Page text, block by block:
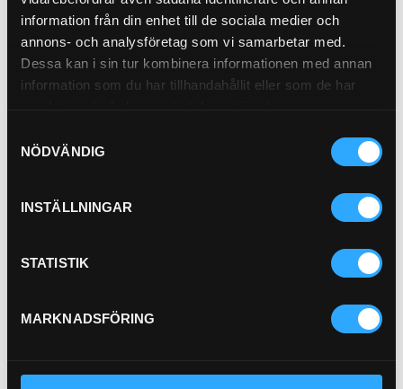
information från din enhet till de sociala medier och
annons- och analysföretag som vi samarbetar med.
Dessa kan i sin tur kombinera informationen med annan
information som du har tillhandahållit eller som de har
NÖDVÄNDIG
INSTÄLLNINGAR
STATISTIK
MARKNADSFÖRING
Pris exkl. 328.00
21-061481